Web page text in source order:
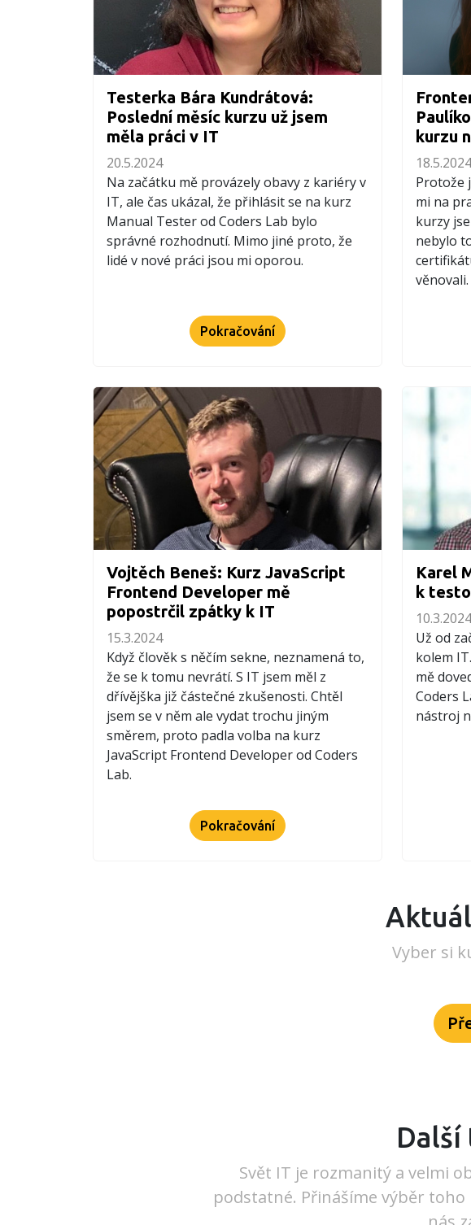
Testerka Bára Kundrátová:
Poslední měsíc kurzu už jsem
měla práci v IT
20.5.2024
Na začátku mě provázely obavy z kariéry v
IT, ale čas ukázal, že přihlásit se na kurz
Manual Tester od Coders Lab bylo
správné rozhodnutí. Mimo jiné proto, že
lidé v nové práci jsou mi oporou.
Pokračování
kurzu
18.5.2024
Protože
mi na
kurzy
nebylo
věnovali.
Vojtěch Beneš: Kurz JavaScript
Frontend Developer mě
popostrčil zpátky k IT
15.3.2024
Když člověk s něčím sekne, neznamená to,
že se k tomu nevrátí. S IT jsem měl z
dřívějška již částečné zkušenosti. Chtěl
jsem se v něm ale vydat trochu jiným
směrem, proto padla volba na kurz
JavaScript Frontend Developer od Coders
Lab.
Pokračování
Karel
k
10.3.2024
Už od
kolem
mě
Coders
nástroj
Vyber si
Další
Svět IT je rozmanitý a velmi
podstatné. Přinášíme výběr toho